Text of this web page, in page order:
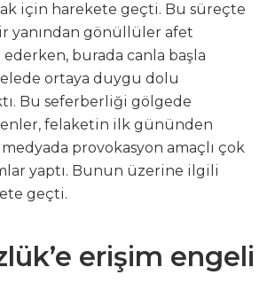
için harekete geçti. Bu süreçte
yanından gönüllüler afet
ederken, burada canla başla
ortaya duygu dolu
Bu seferberliği gölgede
felaketin ilk gününden
provokasyon amaçlı çok
yaptı. Bunun üzerine ilgili
geçti.
erişim engeli